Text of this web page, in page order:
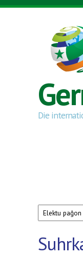
Skip to main content
Die